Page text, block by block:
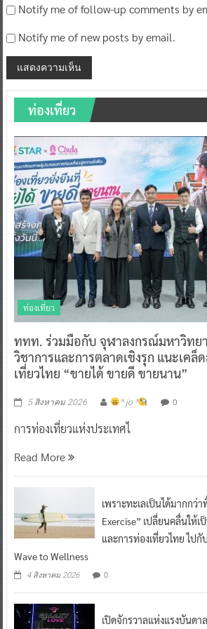
Notify me of follow-up comments by
Notify me of new posts by email.
ท่องเที่ยว
ท่องเที่ยว
ททท. ร่วมมือกับ จุฬาลงกรณ์มหาวิทย
วิชาการและการตลาดเชิงรุก แนะเค
เที่ยวไทย “ขายได้ ขายดี ขายนาน”
5 สิงหาคม 2026 ^ jo ^ 0
การท่องเที่ยวแห่งประเทศไ
Read More
เพราะทะเลเป็นได้มากก
Exercise” เปลี่ยนคลื่นให้เ
และการท่องเที่ยวไทย ไป
Wave to Wellness
4 สิงหาคม 2026 0
เปิดจักรวาลแห่งแรงบันดา